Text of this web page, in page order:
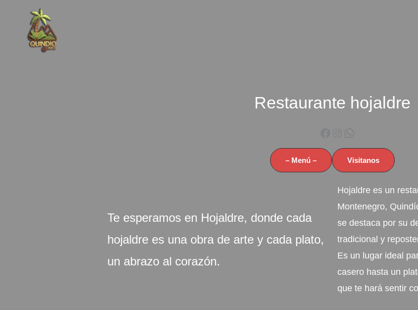
contenido
Restaurante hojaldre
– Menú – Visitanos
Te esperamos en Hojaldre, donde cada
hojaldre es una obra de arte y cada plato,
un abrazo al corazón.
Hojaldre es un
Montenegro,
se destaca por su
tradicional y
Es un lugar ideal
casero hasta un
que te hará sentir